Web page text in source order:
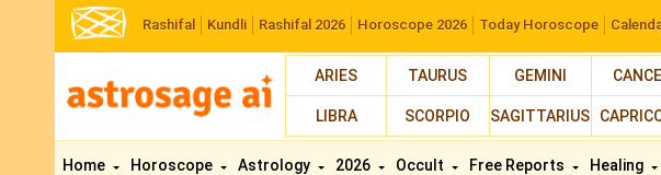
Rashifal Kundli Rashifal 2026 Horoscope 2026 Today Horoscope
ARIES TAURUS GEMINI
LIBRA SCORPIO SAGITTARIUS
Home Horoscope Astrology 2026 Occult Free Reports Healing